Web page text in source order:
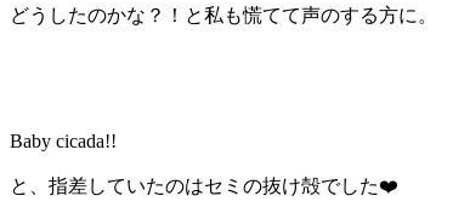
どうしたのかな？！と私も慌てて声のする方に。
Baby cicada!!
と、指差していたのはセミの抜け殻でした❤️